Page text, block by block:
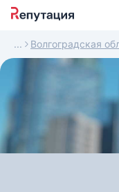
Волгоградская